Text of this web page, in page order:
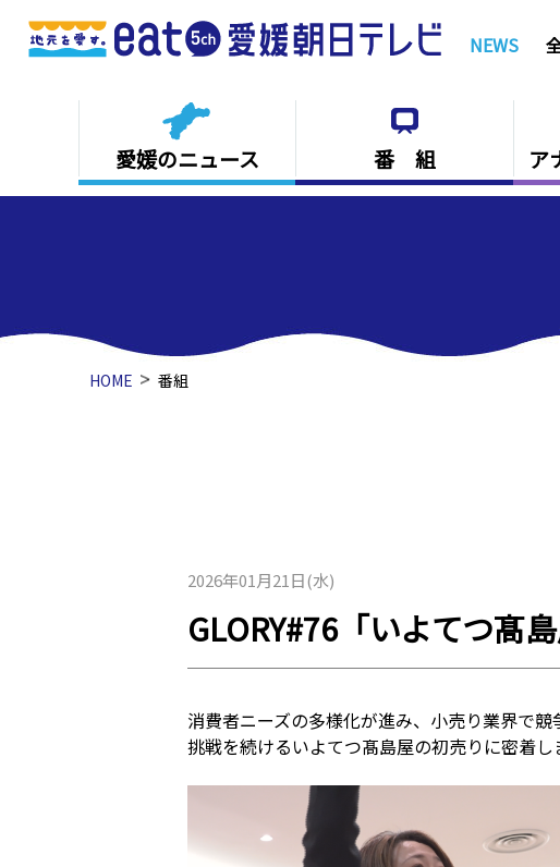
学生が「１日町長」に就任【愛媛】 NEWS
愛媛のニュース 番 組 ア
HOME 番組
2026年01月21日(水)
GLORY#76「いよてつ髙
消費者ニーズの多様化が進み、小売り業界で競
挑戦を続けるいよてつ髙島屋の初売りに密着し